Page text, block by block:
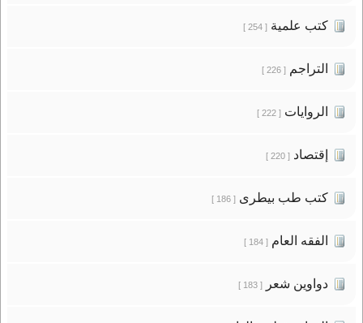
كتب علمية[ 254 ]
التراجم[ 226 ]
الروايات[ 222 ]
إقتصاد[ 220 ]
كتب طب بيطرى[ 186 ]
الفقه العام[ 184 ]
دواوين شعر[ 183 ]